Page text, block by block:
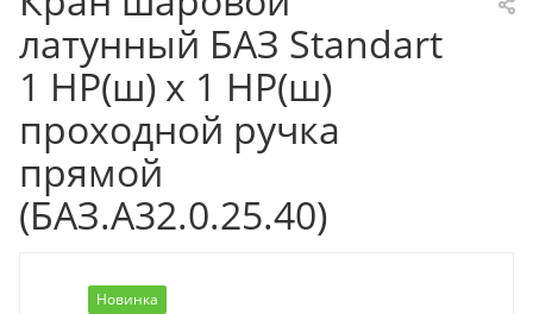
латунный БАЗ Standart
1 НР(ш) х 1 НР(ш)
проходной ручка
прямой
(БАЗ.А32.0.25.40)
Новинка